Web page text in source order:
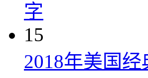
字
15
2018年美国